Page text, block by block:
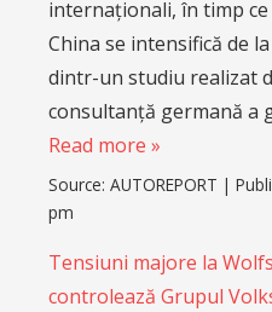
internaționali, în timp
China se intensifică de
dintr-un studiu realizat
consultanță germană a
Read more »
Source: AUTOREPORT |
pm
Tensiuni majore la
controlează Grupul